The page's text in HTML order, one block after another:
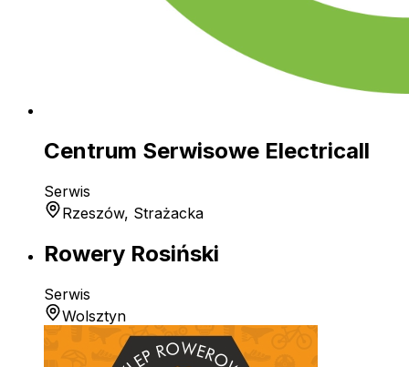
Centrum Serwisowe Electricall
Serwis
Rzeszów, Strażacka
Rowery Rosiński
Serwis
Wolsztyn